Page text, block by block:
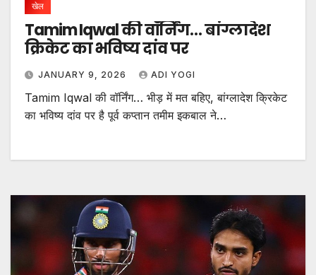
खेल
Tamim Iqwal की वॉर्निंग… बांग्लादेश
क्रिकेट का भविष्य दांव पर
JANUARY 9, 2026 ADI YOGI
Tamim Iqwal की वॉर्निंग… भीड़ में मत बहिए, बांग्लादेश क्रिकेट
का भविष्य दांव पर है पूर्व कप्तान तमीम इकबाल ने…